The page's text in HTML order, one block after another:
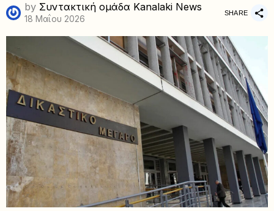
by Συντακτική ομάδα Kanalaki News
18 Μαΐου 2026
SHARE